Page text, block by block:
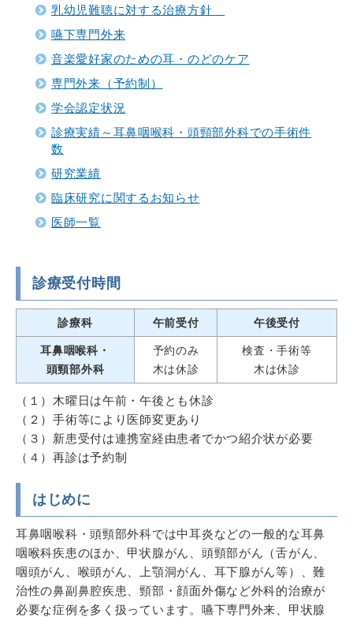
乳幼児難聴に対する治療方針
嚥下専門外来
音楽愛好家のための耳・のどのケア
専門外来（予約制）
学会認定状況
診療実績～耳鼻咽喉科・頭頸部外科での手術件
数
研究業績
臨床研究に関するお知らせ
医師一覧
診療受付時間
診療科 午前受付 午後受付
耳鼻咽喉科・
頭頸部外科
予約のみ
木は休診
検査・手術等
木は休診
（１）木曜日は午前・午後とも休診
（２）手術等により医師変更あり
（３）新患受付は連携室経由患者でかつ紹介状が必要
​（４）再診は予約制
はじめに
耳鼻咽喉科・頭頸部外科では中耳炎などの一般的な耳鼻
咽喉科疾患のほか、甲状腺がん、頭頸部がん（舌がん、
咽頭がん、喉頭がん、上顎洞がん、耳下腺がん等）、難
治性の鼻副鼻腔疾患、頸部・顔面外傷など外科的治療が
必要な症例を多く扱っています。嚥下専門外来、甲状腺